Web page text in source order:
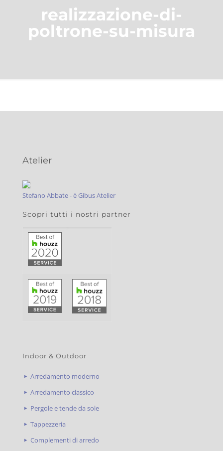
realizzazione-di-
poltrone-su-misura
Atelier
Stefano Abbate - è Gibus Atelier
Scopri tutti i nostri partner
Indoor & Outdoor
Arredamento moderno
Arredamento classico
Pergole e tende da sole
Tappezzeria
Complementi di arredo